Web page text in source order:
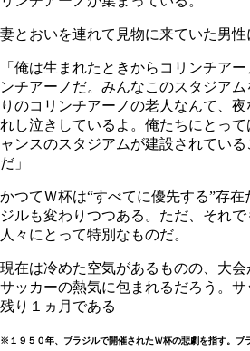
妻とおいを連れて見物に来ていた男性
「俺は生まれたときからコリンチア
ンチアーノだ。みんなこのスタジア
りのコリンチアーノの老人なんて、
れし泣きしているよ。俺たちにとっ
ャンスのスタジアムが建設されてい
だ」
かつてＷ杯は“すべてに優先する”存
ジルも変わりつつある。ただ、それ
人々にとって特別なものだ。
現在は冷めた空気があるものの、大
サッカーの熱気に包まれるだろう。
残り１ヵ月である
※１９５０年、ブラジルで開催されたＷ杯の悲劇を指す。ブ